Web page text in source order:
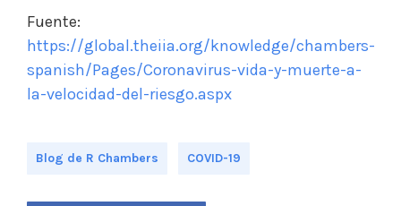
Fuente:
https://global.theiia.org/knowledge/chambers-
spanish/Pages/Coronavirus-vida-y-muerte-a-
la-velocidad-del-riesgo.aspx
Blog de R Chambers COVID-19